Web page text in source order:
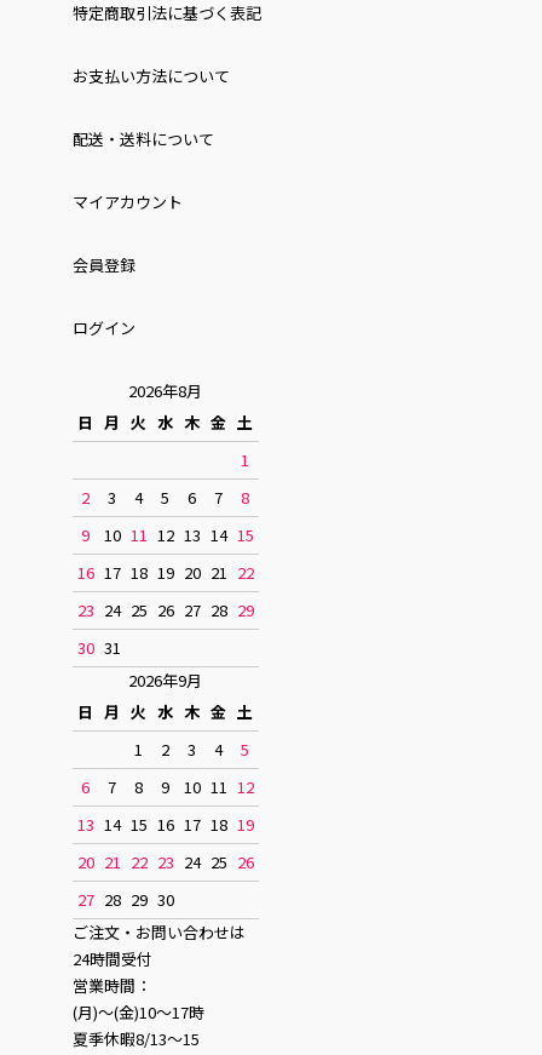
特定商取引法に基づく表記
お⽀払い⽅法について
配送・送料について
マイアカウント
会員登録
ログイン
2026年8月
日 月 火 水 木 金 土
1
2
3 4 5 6 7
8
9
10 11 12 13 14 15
16 17 18 19 20 21 22
23 24 25 26 27 28 29
30 31
2026年9月
日 月 火 水 木 金 土
1
2 3 4
5
6
7 8 9 10 11 12
13 14 15 16 17 18 19
20 21 22 23 24 25 26
27 28 29 30
ご注文・お問い合わせは
24時間受付
営業時間：
(月)〜(金)10〜17時
夏季休暇8/13〜15